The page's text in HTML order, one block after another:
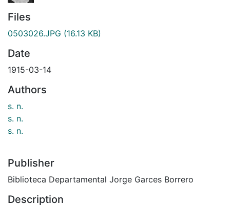
Files
0503026.JPG (16.13 KB)
Date
1915-03-14
Authors
s. n.
s. n.
s. n.
Publisher
Biblioteca Departamental Jorge Garces Borrero
Description